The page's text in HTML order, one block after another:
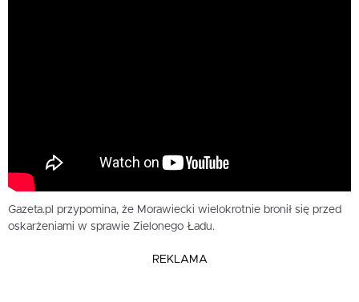
Gazeta.pl przypomina, że Morawiecki wielokrotnie bronił się przed
oskarżeniami w sprawie Zielonego Ładu.
REKLAMA